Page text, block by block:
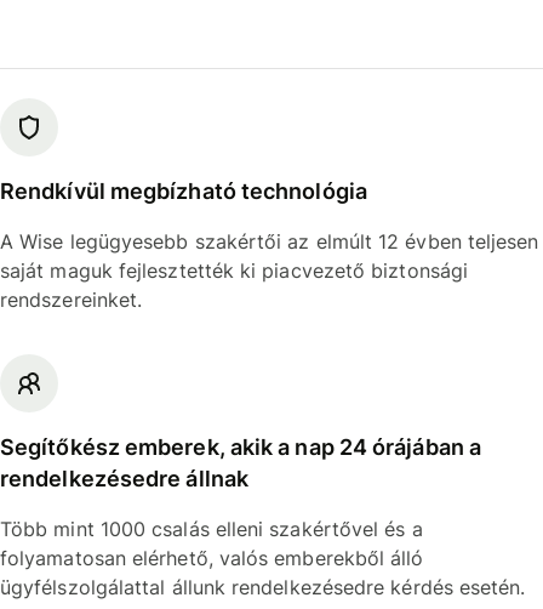
Rendkívül megbízható technológia
A Wise legügyesebb szakértői az elmúlt 12 évben teljesen
saját maguk fejlesztették ki piacvezető biztonsági
rendszereinket.
Segítőkész emberek, akik a nap 24 órájában a
rendelkezésedre állnak
Több mint 1000 csalás elleni szakértővel és a
folyamatosan elérhető, valós emberekből álló
ügyfélszolgálattal állunk rendelkezésedre kérdés esetén.